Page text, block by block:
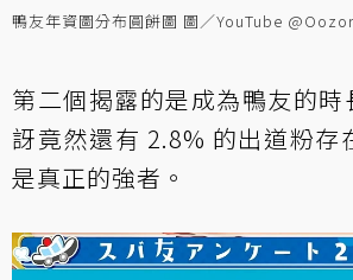
鴨友年資圖分布圓餅圖 圖／YouTube
第二個揭露的是成為鴨友的時
訝竟然還有 2.8% 的出道粉存
是真正的強者。